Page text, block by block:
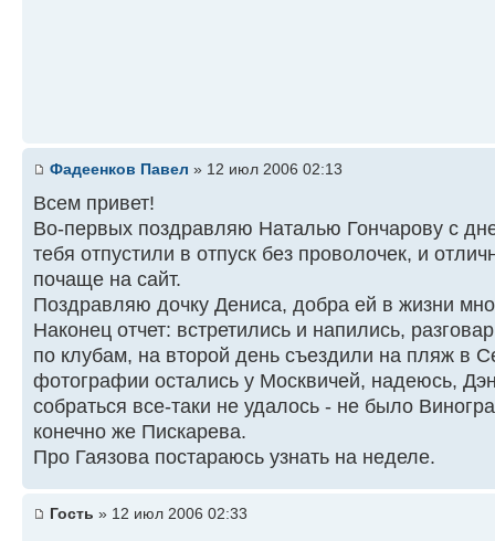
Фадеенков Павел » 12 июл 2006 02:13
Всем привет!
Во-первых поздравляю Наталью Гончарову с
тебя отпустили в отпуск без проволочек, и
почаще на сайт.
Поздравляю дочку Дениса, добра ей в жизни
Наконец отчет: встретились и напились,
по клубам, на второй день съездили на пляж в
фотографии остались у Москвичей, надеюсь,
собраться все-таки не удалось - не было
конечно же Пискарева.
Про Гаязова постараюсь узнать на неделе.
Гость » 12 июл 2006 02:33